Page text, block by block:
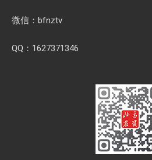
微信：bfnztv
QQ：1627371346